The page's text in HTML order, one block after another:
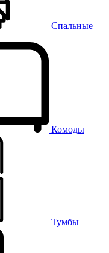
Спальные
Комоды
Тумбы